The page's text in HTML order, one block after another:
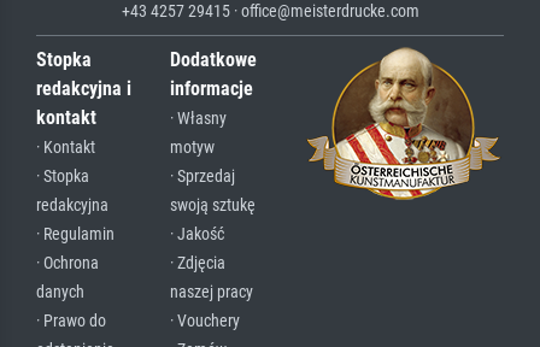
+43 4257 29415 · office@meisterdrucke.com
Stopka
redakcyjna i
kontakt
· Kontakt
· Stopka
redakcyjna
· Regulamin
· Ochrona
danych
· Prawo do
Dodatkowe
informacje
· Własny
motyw
· Sprzedaj
swoją sztukę
· Jakość
· Zdjęcia
naszej pracy
· Vouchery